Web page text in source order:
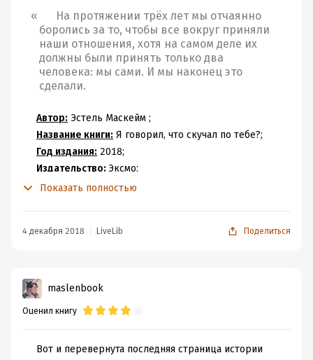
⠀⠀На протяжении трёх лет мы отчаянно
боролись за то, чтобы все вокруг приняли
наши отношения, хотя на самом деле их
должны были принять только два
человека: мы сами. И мы наконец это
сделали.
Автор: Эстель Маскейм ;
Название книги: Я говорил, что скучал по тебе?;
Год издания: 2018;
Издательство: Эксмо;
⠀⠀
Жанр:Зарубежный любовный роман;
отношений. Но не всё так гладко, почти все осуждают
⠀⠀Моё мнение:
⠀⠀Вот и всё, закончилась для меня история любви
Иден и Тайлера. Она была не такой страстной, горячей,
скажу честно, мне понравилось. Да-да, именно. Третья
Показать полностью
4 декабря 2018 LiveLib Поделиться
maslenbook
Оценил книгу
⠀⠀Вот и перевернута последняя страница истории